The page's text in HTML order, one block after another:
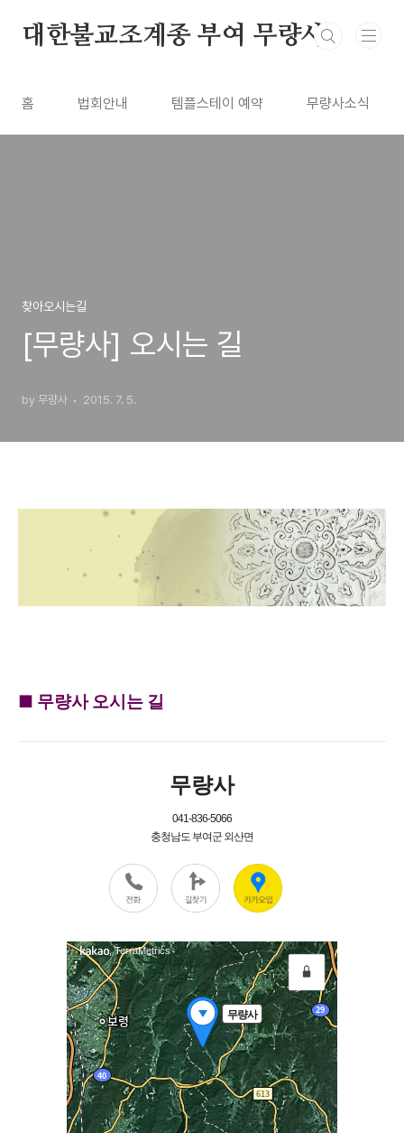
대한불교조계종 부여 무량사
홈 법회안내 템플스테이 예약 무량사소식
찾아오시는길
[무량사] 오시는 길
by 무량사 2015. 7. 5.
■ 무량사 오시는 길